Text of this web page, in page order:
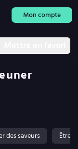
Mon compte
des saveurs Être